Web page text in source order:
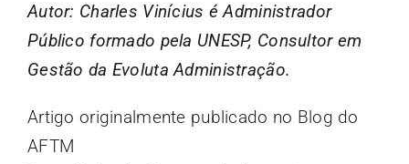
Autor: Charles Vinícius é Administrador
Público formado pela UNESP, Consultor em
Gestão da Evoluta Administração.
Artigo originalmente publicado no Blog do
AFTM